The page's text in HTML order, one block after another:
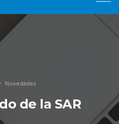
Novedades
de la SAR